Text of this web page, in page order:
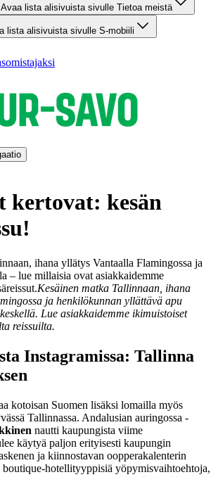
Avaa lista alisivuista sivulle Tietoa meistä
lista alisivuista sivulle S-mobiili
kertovat: kesän
ihana yllätys Vantaalla Flamingossa ja
– lue millaisia ovat asiakkaidemme
Kesäinen matka Tallinnaan, ihana
ja henkilökunnan yllättävä apu
Lue asiakkaidemme ikimuistoiset
reissuilta.
Instagramissa: Tallinna
kotoisan Suomen lisäksi lomailla myös
Tallinnassa. Andalusian auringossa -
nautti kaupungista viime
käytyä paljon erityisesti kaupungin
ja kiinnostavan oopperakalenterin
hotellityyppisiä yöpymisvaihtoehtoja,